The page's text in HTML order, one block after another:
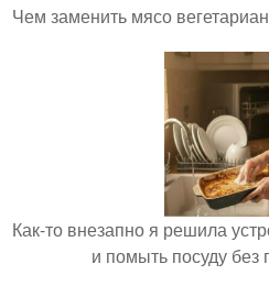
Чем заменить мясо
Как-то внезапно я решила
и помыть посуду без